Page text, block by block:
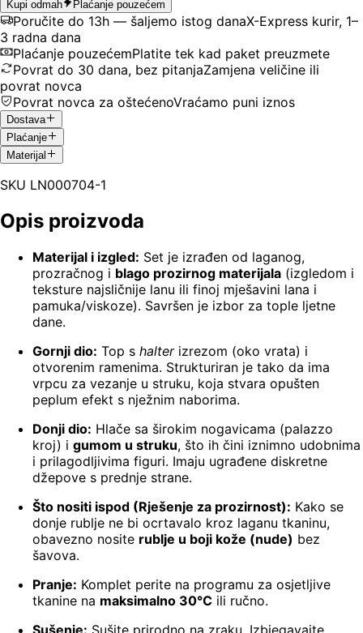
Kupi odmah
Plaćanje pouzećem
Poručite do 13h — šaljemo istog danaX-Express kurir, 1–
3 radna dana
Plaćanje pouzećemPlatite tek kad paket preuzmete
Povrat do 30 dana, bez pitanjaZamjena veličine ili
povrat novca
Povrat novca za oštećenoVraćamo puni iznos
Dostava
Plaćanje
Materijal
SKU LN000704-1
Opis proizvoda
Materijal i izgled: Set je izrađen od laganog,
prozračnog i blago prozirnog materijala (izgledom i
teksture najsličnije lanu ili finoj mješavini lana i
pamuka/viskoze). Savršen je izbor za tople ljetne
dane.
Gornji dio: Top s halterizrezom (oko vrata) i
otvorenim ramenima. Strukturiran je tako da ima
vrpcu za vezanje u struku, koja stvara opušten
peplum efekt s nježnim naborima.
Donji dio: Hlače sa širokim nogavicama (palazzo
kroj) i gumom u struku, što ih čini iznimno udobnima
i prilagodljivima figuri. Imaju ugrađene diskretne
džepove s prednje strane.
Što nositi ispod (Rješenje za prozirnost): Kako se
donje rublje ne bi ocrtavalo kroz laganu tkaninu,
obavezno nosite rublje u boji kože (nude) bez
šavova.
Pranje: Komplet perite na programu za osjetljive
tkanine na maksimalno 30°C ili ručno.